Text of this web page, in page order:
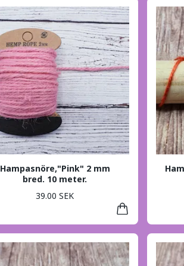
Hampasnöre,"Pink" 2 mm
bred. 10 meter.
39.00 SEK